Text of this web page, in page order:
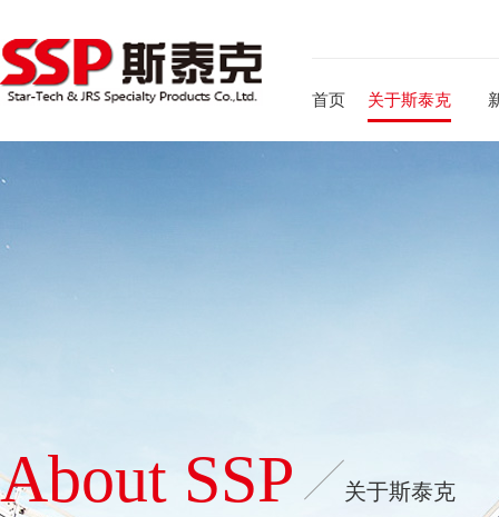
首页 关于斯泰克
About SSP 关于斯泰克